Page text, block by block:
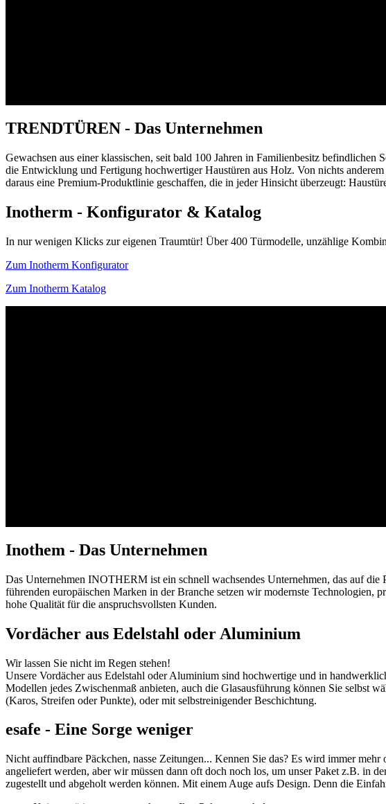
TRENDTÜREN - Das Unternehmen
Gewachsen aus einer klassischen, seit bald 100 Jahren in Familienbesitz
die Entwicklung und Fertigung hochwertiger Haustüren aus Holz. Von nichts
daraus eine Premium-Produktlinie geschaffen, die in jeder Hinsicht überzeugt:
Inotherm - Konfigurator & Katalog
In nur wenigen Klicks zur eigenen Traumtür! Über 400 Türmodelle, unzählige
Zum Inotherm Konfigurator
Zum Inotherm Katalog
Inothem - Das Unternehmen
Das Unternehmen INOTHERM ist ein schnell wachsendes Unternehmen, das auf
führenden europäischen Marken in der Branche setzen wir modernste
hohe Qualität für die anspruchsvollsten Kunden.
Vordächer aus Edelstahl oder Aluminium
Wir lassen Sie nicht im Regen stehen!
Unsere Vordächer aus Edelstahl oder Aluminium sind hochwertige und in
Modellen jedes Zwischenmaß anbieten, auch die Glasausführung können Sie selbst
(Karos, Streifen oder Punkte), oder mit selbstreinigender Beschichtung.
esafe - Eine Sorge weniger
Nicht auffindbare Päckchen, nasse Zeitungen... Kennen Sie das? Es wird immer
angeliefert werden, aber wir müssen dann oft doch noch los, um unser Paket z.B. in
zugestellt und abgeholt werden können. Mit einem Auge aufs Design. Denn die